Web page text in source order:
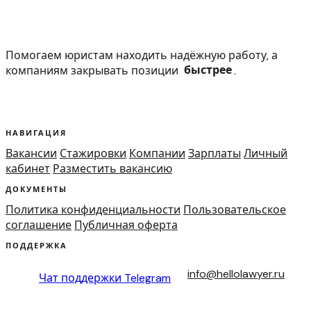
Помогаем юристам находить надёжную работу, а
компаниям закрывать позиции быстрее.
НАВИГАЦИЯ
Вакансии Стажировки Компании Зарплаты Личный
кабинет Разместить вакансию
ДОКУМЕНТЫ
Политика конфиденциальности Пользовательское
соглашение Публичная оферта
ПОДДЕРЖКА
Чат поддержки Telegram info@hellolawyer.ru